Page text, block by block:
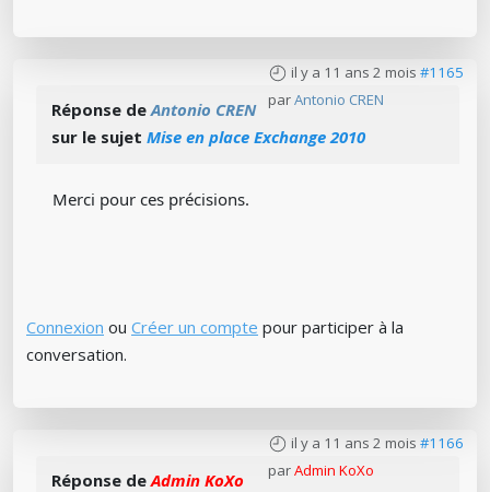
il y a 11 ans 2 mois #1165
parAntonio CREN
Réponse deAntonio CREN
sur le sujet Mise en place Exchange 2010
Merci pour ces précisions.
Connexion ou Créer un compte pour participer à la
conversation.
il y a 11 ans 2 mois #1166
parAdmin KoXo
Réponse deAdmin KoXo